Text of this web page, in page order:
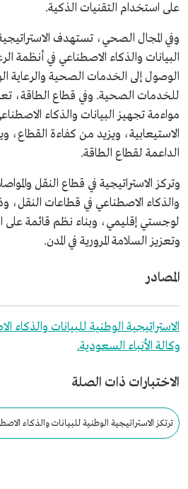
على استخدام التقنيات الذكية.
وفي المجال الصحي، تستهدف
البيانات والذكاء الاصطناعي في أنظمة
الوصول إلى الخدمات الصحية والرعاية
للخدمات الصحية. وفي قطاع الطاقة،
مواءمة تجهيز البيانات والذكاء
الاستيعابية، ويزيد من كفاءة القطاع،
الداعمة لقطاع الطاقة.
وتركز الاستراتيجية في قطاع النقل
والذكاء الاصطناعي في قطاعات النقل،
لوجستي إقليمي، وبناء نظم قائمة على
وتعزيز السلامة المرورية في المدن.
المصادر
الاستراتيجية الوطنية للبيانات والذكاء
وكالة الأنباء السعودية.
الاختبارات ذات الصلة
ترتكز الاستراتيجية الوطنية للبيانات والذكاء